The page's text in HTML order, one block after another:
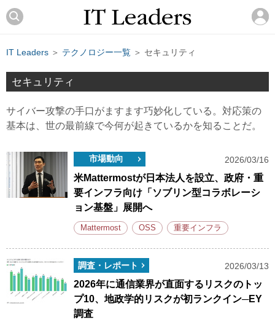
IT Leaders ＞ テクノロジー一覧 ＞ セキュリティ
セキュリティ
サイバー攻撃の手口がますます巧妙化している。対応策の
基本は、世の最前線で今何が起きているかを知ることだ。
市場動向 2026/03/16
米Mattermostが日本法人を設立、政府・重
要インフラ向け「ソブリン型コラボレーシ
ョン基盤」展開へ
Mattermost OSS 重要インフラ
調査・レポート 2026/03/13
2026年に通信業界が直面するリスクのトッ
プ10、地政学的リスクが初ランクイン─EY
調査